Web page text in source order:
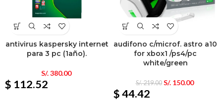
antivirus kaspersky internet
para 3 pc (1año).
S/.380.00
$ 112.52
audifono c/microf. astro a10
for xbox1 /ps4/pc
white/green
S/.219.00 S/.150.00
$ 44.42